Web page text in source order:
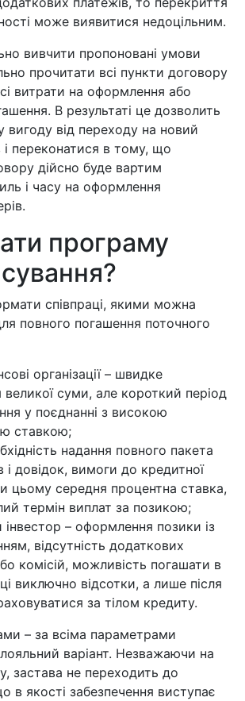
може виявитися недоцільним.
вивчити пропоновані умови
прочитати всі пункти договору
витрати на оформлення або
В результаті це дозволить
вигоду від переходу на новий
і переконатися в тому, що
дійсно буде вартим
і часу на оформлення
програму
співпраці, якими можна
повного погашення поточного
організації – швидке
суми, але короткий період
у поєднанні з високою
ставкою;
надання повного пакета
і довідок, вимоги до кредитної
цьому середня процентна ставка,
термін виплат за позикою;
– оформлення позики із
відсутність додаткових
комісій, можливість погашати в
виключно відсотки, а лише після
за тілом кредиту.
– за всіма параметрами
варіант. Незважаючи на
застава не переходить до
в якості забезпечення виступає